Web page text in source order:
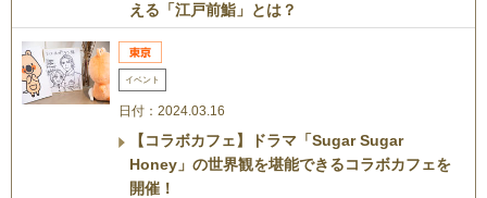
える「江戸前鮨」とは？
イベント
日付：2024.03.16
【コラボカフェ】ドラマ「Sugar Sugar
Honey」の世界観を堪能できるコラボカフェを
開催！